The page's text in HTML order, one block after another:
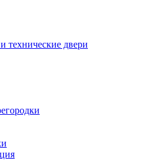
технические двери